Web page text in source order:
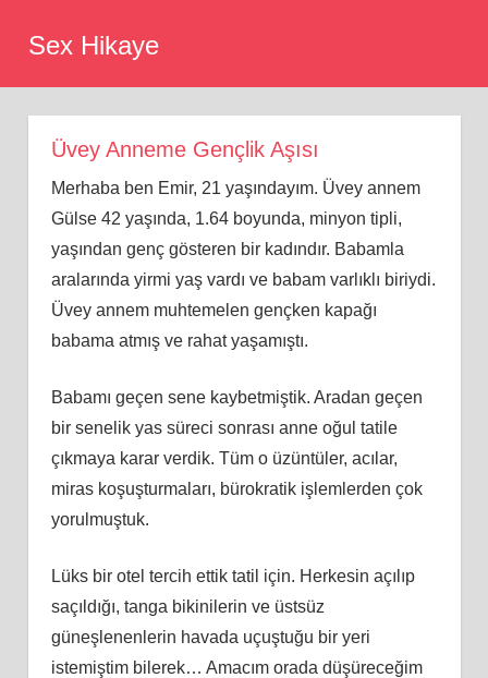
Sex Hikaye
Üvey Anneme Gençlik Aşısı
Merhaba ben Emir, 21 yaşındayım. Üvey annem
Gülse 42 yaşında, 1.64 boyunda, minyon tipli,
yaşından genç gösteren bir kadındır. Babamla
aralarında yirmi yaş vardı ve babam varlıklı biriydi.
Üvey annem muhtemelen gençken kapağı
babama atmış ve rahat yaşamıştı.
Babamı geçen sene kaybetmiştik. Aradan geçen
bir senelik yas süreci sonrası anne oğul tatile
çıkmaya karar verdik. Tüm o üzüntüler, acılar,
miras koşuşturmaları, bürokratik işlemlerden çok
yorulmuştuk.
Lüks bir otel tercih ettik tatil için. Herkesin açılıp
saçıldığı, tanga bikinilerin ve üstsüz
güneşlenenlerin havada uçuştuğu bir yeri
istemiştim bilerek… Amacım orada düşüreceğim